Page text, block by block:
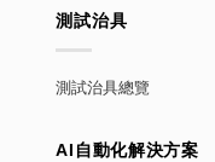
測試治具
測試治具總覽
AI自動化解決方案